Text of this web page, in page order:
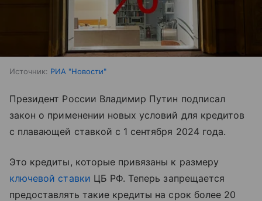
Источник: РИА "Новости"
Президент России Владимир Путин подписал
закон о применении новых условий для кредитов
с плавающей ставкой с 1 сентября 2024 года.
Это кредиты, которые привязаны к размеру
ключевой ставки ЦБ РФ. Теперь запрещается
предоставлять такие кредиты на срок более 20